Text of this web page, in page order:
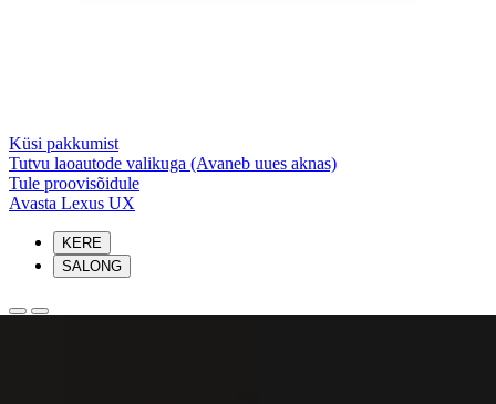
Küsi pakkumist
Tutvu laoautode valikuga (Avaneb uues aknas)
Tule proovisõidule
Avasta Lexus UX
KERE
SALONG